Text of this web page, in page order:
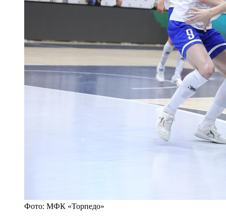
Фото: МФК «Торпедо»